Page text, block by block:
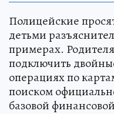
Полицейские
детьми
примерах.
подключить
операциях по
поиском
базовой